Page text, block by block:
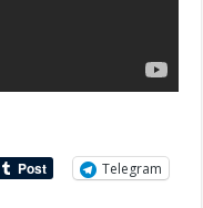
Telegram